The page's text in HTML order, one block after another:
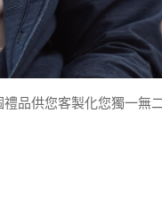
禮品供您客製化您獨一無